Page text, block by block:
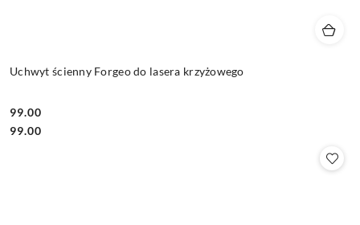
Uchwyt ścienny Forgeo do lasera krzyżowego
Cena:
99.00
Cena:
99.00